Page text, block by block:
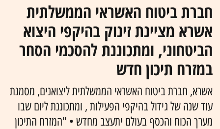
חברת ביטוח האשראי הממשלתית
אשרא מציינת זינוק בהיקפי היצוא
הביטחוני, ומתכוננת להסכמי הסחר
במזרח תיכון חדש
אשרא, חברת ביטוח האשראי הממשלתית ליצואנים, מסמנת
עוד שנה של גידול בהיקפי הפעילות , ומתכוננת ליום שבו
מערך הכוח והכסף בעולם יתעצב מחדש • "המזרח התיכון